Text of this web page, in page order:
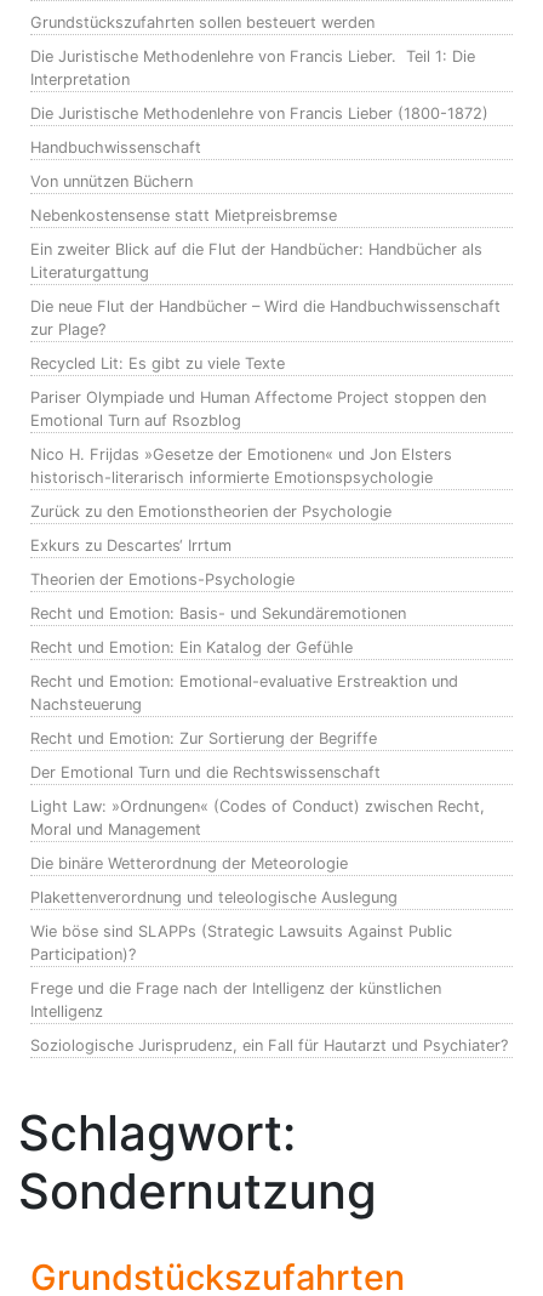
Grundstückszufahrten sollen besteuert werden
Die Juristische Methodenlehre von Francis Lieber. Teil 1: Die
Interpretation
Die Juristische Methodenlehre von Francis Lieber (1800-1872)
Handbuchwissenschaft
Von unnützen Büchern
Nebenkostensense statt Mietpreisbremse
Ein zweiter Blick auf die Flut der Handbücher: Handbücher als
Literaturgattung
Die neue Flut der Handbücher – Wird die Handbuchwissenschaft
zur Plage?
Recycled Lit: Es gibt zu viele Texte
Pariser Olympiade und Human Affectome Project stoppen den
Emotional Turn auf Rsozblog
Nico H. Frijdas »Gesetze der Emotionen« und Jon Elsters
historisch-literarisch informierte Emotionspsychologie
Zurück zu den Emotionstheorien der Psychologie
Exkurs zu Descartes‘ Irrtum
Theorien der Emotions-Psychologie
Recht und Emotion: Basis- und Sekundäremotionen
Recht und Emotion: Ein Katalog der Gefühle
Recht und Emotion: Emotional-evaluative Erstreaktion und
Nachsteuerung
Recht und Emotion: Zur Sortierung der Begriffe
Der Emotional Turn und die Rechtswissenschaft
Light Law: »Ordnungen« (Codes of Conduct) zwischen Recht,
Moral und Management
Die binäre Wetterordnung der Meteorologie
Plakettenverordnung und teleologische Auslegung
Wie böse sind SLAPPs (Strategic Lawsuits Against Public
Participation)?
Frege und die Frage nach der Intelligenz der künstlichen
Intelligenz
Soziologische Jurisprudenz, ein Fall für Hautarzt und Psychiater?
Schlagwort:
Sondernutzung
Grundstückszufahrten